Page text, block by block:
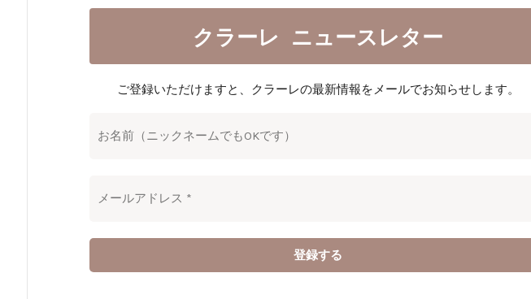
クラーレ ニュースレター
ご登録いただけますと、クラーレの最新情報をメールでお知らせします。